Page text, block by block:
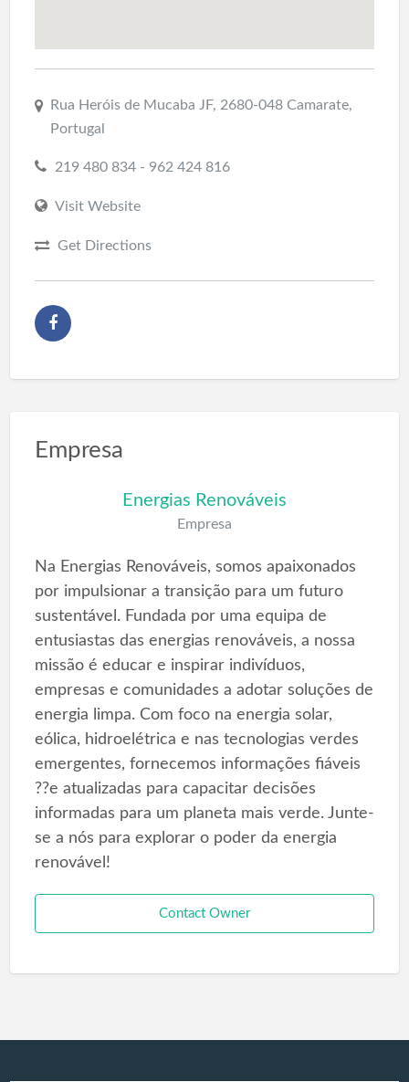
Rua Heróis de Mucaba JF, 2680-048 Camarate,
Portugal
219 480 834 - 962 424 816
Visit Website
Get Directions
Empresa
Energias Renováveis
Empresa
Na Energias Renováveis, somos apaixonados
por impulsionar a transição para um futuro
sustentável. Fundada por uma equipa de
entusiastas das energias renováveis, a nossa
missão é educar e inspirar indivíduos,
empresas e comunidades a adotar soluções de
energia limpa. Com foco na energia solar,
eólica, hidroelétrica e nas tecnologias verdes
emergentes, fornecemos informações fiáveis
??e atualizadas para capacitar decisões
informadas para um planeta mais verde. Junte-
se a nós para explorar o poder da energia
renovável!
Contact Owner